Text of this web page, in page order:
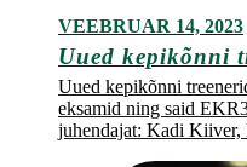
VEEBRUAR 14, 2023
Uued kepikõnni
Uued kepikõnni
eksamid ning said
juhendajat: Kadi